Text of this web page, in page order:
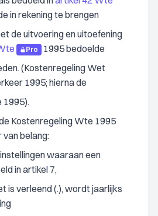
in rekening te brengen
de uitvoering en uitoefening
Pro
1995 bedoelde
(Kostenregeling Wet
1995; hierna de
1995).
Kostenregeling Wte 1995
belang:
waaraan een
in artikel 7,
is verleend (.), wordt jaarlijks